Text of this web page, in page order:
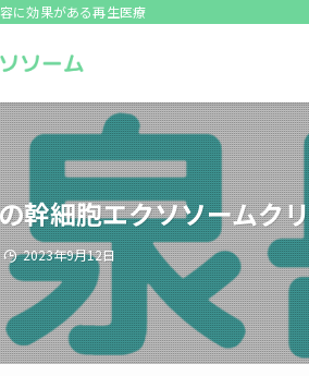
に効果がある再生医療
幹細胞エクソソームク
2023年9月12日